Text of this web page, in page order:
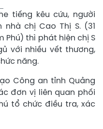
tiếng kêu cứu, người
chị Cao Thị S. (31
Phú) thì phát hiện chị S
với nhiều vết thương,
năng.
Công an tỉnh Quảng
đơn vị liên quan phối
tổ chức điều tra, xác